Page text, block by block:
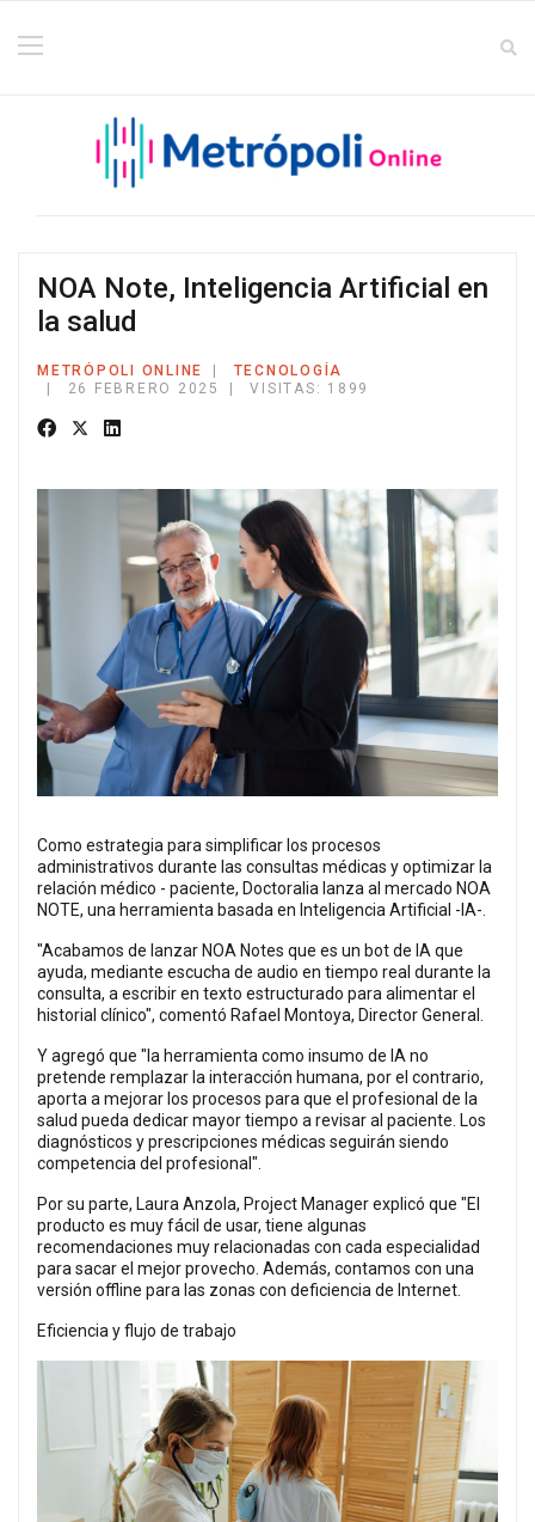
NOA Note, Inteligencia Artificial en
la salud
METRÓPOLI ONLINE
TECNOLOGÍA
26 FEBRERO 2025
VISITAS: 1899
Como estrategia para simplificar los procesos
administrativos durante las consultas médicas y optimizar la
relación médico - paciente, Doctoralia lanza al mercado NOA
NOTE, una herramienta basada en Inteligencia Artificial -IA-.
"Acabamos de lanzar NOA Notes que es un bot de IA que
ayuda, mediante escucha de audio en tiempo real durante la
consulta, a escribir en texto estructurado para alimentar el
historial clínico", comentó Rafael Montoya, Director General.
Y agregó que "la herramienta como insumo de IA no
pretende remplazar la interacción humana, por el contrario,
aporta a mejorar los procesos para que el profesional de la
salud pueda dedicar mayor tiempo a revisar al paciente. Los
diagnósticos y prescripciones médicas seguirán siendo
competencia del profesional".
Por su parte, Laura Anzola, Project Manager explicó que "El
producto es muy fácil de usar, tiene algunas
recomendaciones muy relacionadas con cada especialidad
para sacar el mejor provecho. Además, contamos con una
versión offline para las zonas con deficiencia de Internet.
Eficiencia y flujo de trabajo